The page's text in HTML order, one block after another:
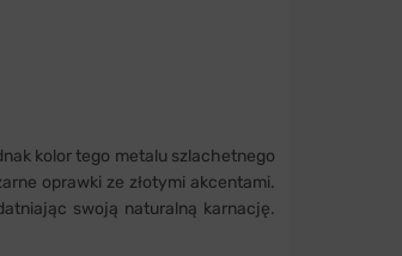
kolor tego metalu szlachetnego
oprawki ze złotymi akcentami.
swoją naturalną karnację.